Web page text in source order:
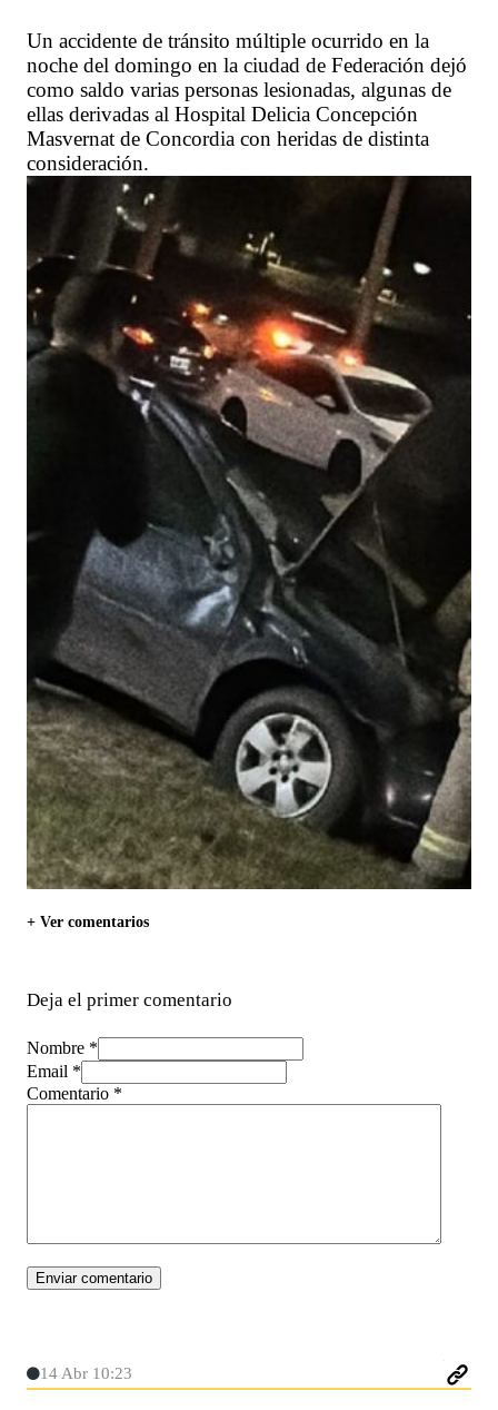
Un accidente de tránsito múltiple ocurrido en la
noche del domingo en la ciudad de Federación dejó
como saldo varias personas lesionadas, algunas de
ellas derivadas al Hospital Delicia Concepción
Masvernat de Concordia con heridas de distinta
consideración.
+ Ver comentarios
Deja el primer comentario
Nombre *
Email *
Comentario *
14 Abr 10:23